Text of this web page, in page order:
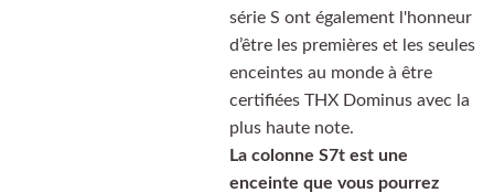
série S ont également l'honneur
d’être les premières et les seules
enceintes au monde à être
certifiées THX Dominus avec la
plus haute note.
La colonne S7t est une
enceinte que vous pourrez